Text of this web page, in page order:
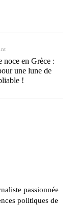
noce en Grèce :
une lune de
!
passionnée
politiques de